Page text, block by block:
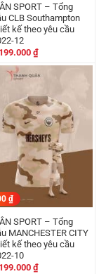
SPORT – Tổng
kế theo yêu cầu
12
Giá
219.000 ₫.
199.000₫Giá
tại
là:
₫
SPORT – Tổng
MANCHESTER CITY
kế theo yêu cầu
10
Giá
199.000₫Giá